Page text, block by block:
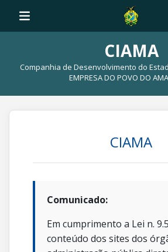
CIAMA
Companhia de Desenvolvimento do
EMPRESA DO POVO DO
CIAMA
Comunicado:
Em cumprimento a Lei n.
conteúdo dos sites dos